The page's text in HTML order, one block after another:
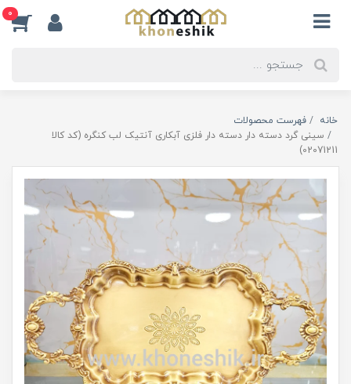
0
خانه
فهرست محصولات
سینی گرد دسته دار دسته دار فلزی آبکاری آنتیک لب کنگره (کد کالا
02071211)